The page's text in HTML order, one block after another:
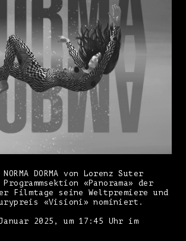
DORMA von Lorenz Suter
«Panorama» der
Filmtage seine Weltpremiere und
«Visioni» nominiert.
2025, um 17:45 Uhr im